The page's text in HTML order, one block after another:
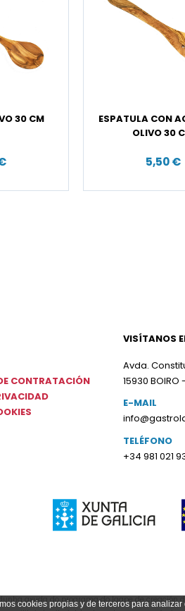
cookies propias y de terceros para
30 CM
ESPATULA CON
OLIVO 30
5,50 €
CONTRATACIÓN
VISÍTANOS
Avda.
15930 BOIRO
E-MAIL
TELÉFONO
+34 981 021
axuda do programa do Igape de